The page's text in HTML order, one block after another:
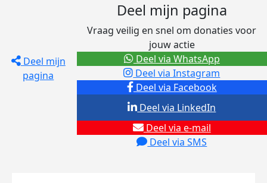
Deel mijn
pagina
Deel mijn pagina
Vraag veilig en snel om donaties voor
jouw actie
Deel via Facebook
Deel via Instagram
Deel via e-mail
Deel via SMS
Deel via LinkedIn
Deel via WhatsApp